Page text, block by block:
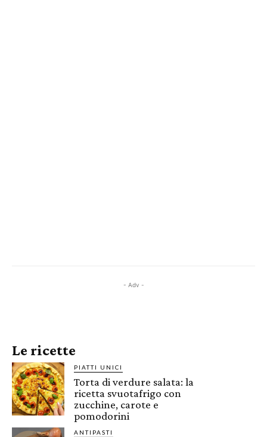
- Adv -
Le ricette
PIATTI UNICI
Torta di verdure salata: la
ricetta svuotafrigo con
zucchine, carote e
pomodorini
ANTIPASTI